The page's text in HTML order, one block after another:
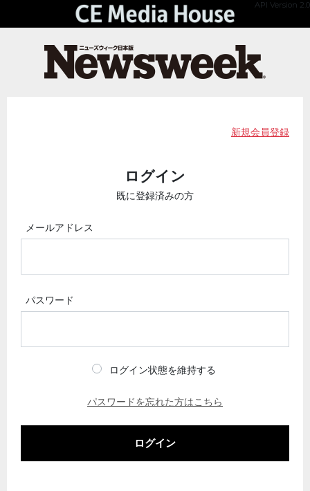
API Version 2.0
新規会員登録
ログイン
既に登録済みの方
メールアドレス
パスワード
ログイン状態を維持する
パスワードを忘れた方はこちら
ログイン